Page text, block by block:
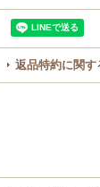
返品特約に関す